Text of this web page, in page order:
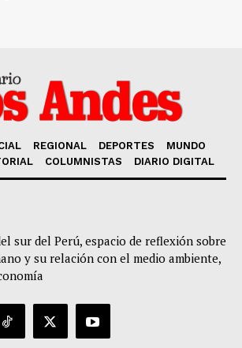
REGIONAL DEPORTES
MUNDO
COLUMNISTAS DIARIO DIGITAL
sur del Perú, espacio de reflexión sobre
y su relación con el medio ambiente,